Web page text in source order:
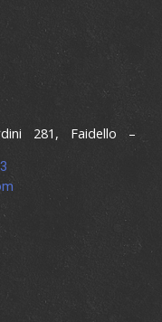
281, Faidello –